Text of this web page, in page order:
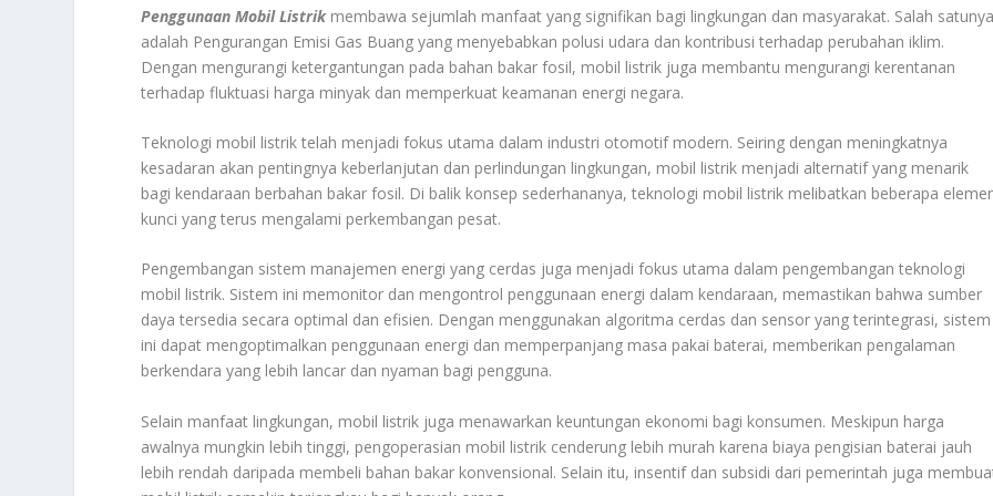
Penggunaan Mobil Listrikmembawa sejumlah manfaat yang signifikan bagi lingkungan dan masyarakat. Salah satunya
adalah Pengurangan Emisi Gas Buang yang menyebabkan polusi udara dan kontribusi terhadap perubahan iklim.
Dengan mengurangi ketergantungan pada bahan bakar fosil, mobil listrik juga membantu mengurangi kerentanan
terhadap fluktuasi harga minyak dan memperkuat keamanan energi negara.
Teknologi mobil listrik telah menjadi fokus utama dalam industri otomotif modern. Seiring dengan meningkatnya
kesadaran akan pentingnya keberlanjutan dan perlindungan lingkungan, mobil listrik menjadi alternatif yang menarik
bagi kendaraan berbahan bakar fosil. Di balik konsep sederhananya, teknologi mobil listrik melibatkan beberapa
kunci yang terus mengalami perkembangan pesat.
Pengembangan sistem manajemen energi yang cerdas juga menjadi fokus utama dalam pengembangan teknologi
mobil listrik. Sistem ini memonitor dan mengontrol penggunaan energi dalam kendaraan, memastikan bahwa sumber
daya tersedia secara optimal dan efisien. Dengan menggunakan algoritma cerdas dan sensor yang terintegrasi, sistem
ini dapat mengoptimalkan penggunaan energi dan memperpanjang masa pakai baterai, memberikan pengalaman
berkendara yang lebih lancar dan nyaman bagi pengguna.
Selain manfaat lingkungan, mobil listrik juga menawarkan keuntungan ekonomi bagi konsumen. Meskipun harga
awalnya mungkin lebih tinggi, pengoperasian mobil listrik cenderung lebih murah karena biaya pengisian baterai jauh
lebih rendah daripada membeli bahan bakar konvensional. Selain itu, insentif dan subsidi dari pemerintah juga